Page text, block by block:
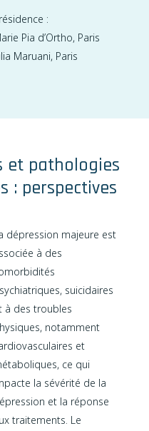
:
Pia d’Ortho, Paris
Maruani, Paris
et pathologies
: perspectives
dépression majeure est
à des
suicidaires
à des troubles
notamment
et
ce qui
la sévérité de la
et la réponse
traitements. Le